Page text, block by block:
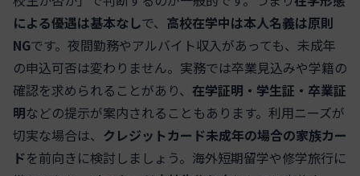
による優遇は基本なしで、 高校在学中は本人名義は原則
NGです。夜間勤務やアルバイト収入があっても、未成年
の申込可否は変わりません。実務では卒業見込みや学籍の
確認を求められることがあり、 在学証明・学生証・卒業証
明などの提示が案内されることもあります。利用ニーズが
切実な場合は、 クレジットカード未成年の場合の家族カー
ドを前向きに検討しましょう。海外短期留学や修学旅行に